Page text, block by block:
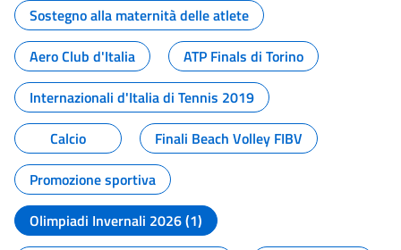
Sostegno alla maternità delle atlete
Aero Club d'Italia
ATP Finals di Torino
Internazionali d'Italia di Tennis 2019
Calcio
Finali Beach Volley FIBV
Promozione sportiva
Olimpiadi Invernali 2026 (1)